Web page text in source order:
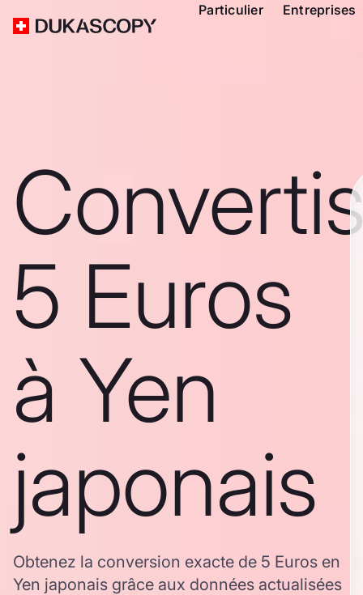
Particulier Entreprises
5 Euros
à Yen
japonais
Obtenez la conversion exacte de 5 Euros en
Yen japonais grâce aux données actualisées